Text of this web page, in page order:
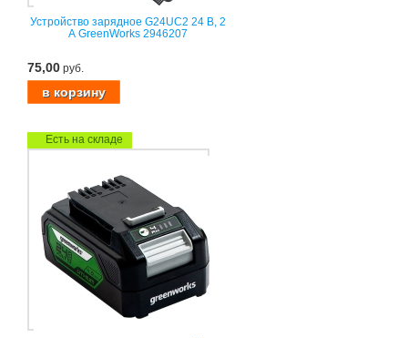
Устройство зарядное G24UC2 24 В, 2
А GreenWorks 2946207
75,00 руб.
Есть на складе